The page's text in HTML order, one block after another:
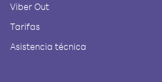
Viber Out
Tarifas
Asistencia técnica